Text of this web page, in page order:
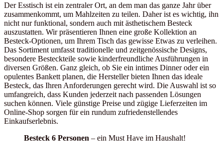
Der Esstisch ist ein zentraler Ort, an dem man das ganze Jahr über
zusammenkommt, um Mahlzeiten zu teilen. Daher ist es wichtig, ihn
nicht nur funktional, sondern auch mit ästhetischem Besteck
auszustatten. Wir präsentieren Ihnen eine große Kollektion an
Besteck-Optionen, um Ihrem Tisch das gewisse Etwas zu verleihen.
Das Sortiment umfasst traditionelle und zeitgenössische Designs,
besondere Besteckteile sowie kinderfreundliche Ausführungen in
diversen Größen. Ganz gleich, ob Sie ein intimes Dinner oder ein
opulentes Bankett planen, die Hersteller bieten Ihnen das ideale
Besteck, das Ihren Anforderungen gerecht wird. Die Auswahl ist so
umfangreich, dass Kunden jederzeit nach passenden Lösungen
suchen können. Viele günstige Preise und zügige Lieferzeiten im
Online-Shop sorgen für ein rundum zufriedenstellendes
Einkaufserlebnis.
Besteck 6 Personen – ein Must Have im Haushalt!